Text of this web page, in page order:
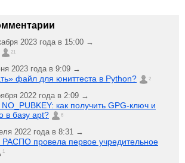
2023 года в 15:00 →
21
2023 года в 9:09 →
файл для юниттеста в Python? 2
2022 года в 2:09 →
как получить GPG-ключ и
в базу apt?
6
2022 года в 8:31 →
РАСПО провела первое учредительное
1